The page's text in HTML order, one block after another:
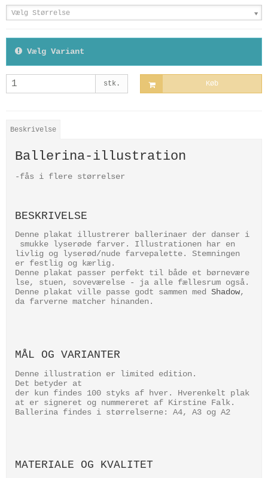
Vælg Størrelse
Vælg Variant
stk. Køb
Beskrivelse
Ballerina-illustration
-fås i flere størrelser
BESKRIVELSE
Denne plakat illustrerer ballerinaer der danser i
smukke lyserøde farver. Illustrationen har en
livlig og lyserød/nude farvepalette. Stemningen
er festlig og kærlig.
Denne plakat passer perfekt til både et børnevære
lse, stuen, soveværelse - ja alle fællesrum også.
Denne plakat ville passe godt sammen med Shadow,
da farverne matcher hinanden.
MÅL OG VARIANTER
Denne illustration er limited edition.
Det betyder at
der kun findes 100 styks af hver. Hverenkelt plak
at er signeret og nummereret af Kirstine Falk.
Ballerina findes i størrelserne: A4, A3 og A2
MATERIALE OG KVALITET